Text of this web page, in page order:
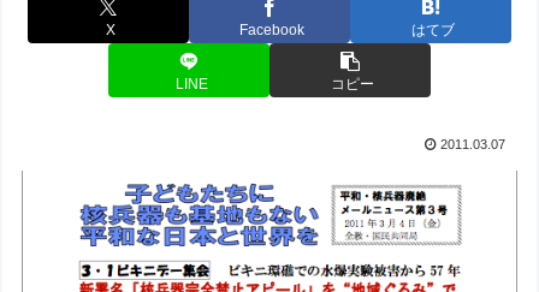
X Facebook はてブ
LINE コピー
2011.03.07